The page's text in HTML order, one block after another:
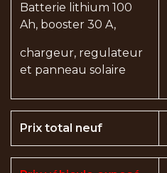
Batterie lithium 100
Ah, booster 30 A,
chargeur, regulateur
et panneau solaire
Prix total neuf